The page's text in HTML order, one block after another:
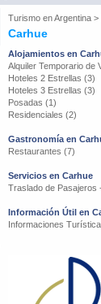
Turismo enArgentina >
Carhue
Alojamientos en
Alquiler Temporario de
Hoteles 2 Estrellas (3)
Hoteles 3 Estrellas (3)
Posadas (1)
Residenciales (2)
Gastronomía en
Restaurantes (7)
Servicios en Carhue
Traslado de Pasajeros
Información Útil en
Informaciones